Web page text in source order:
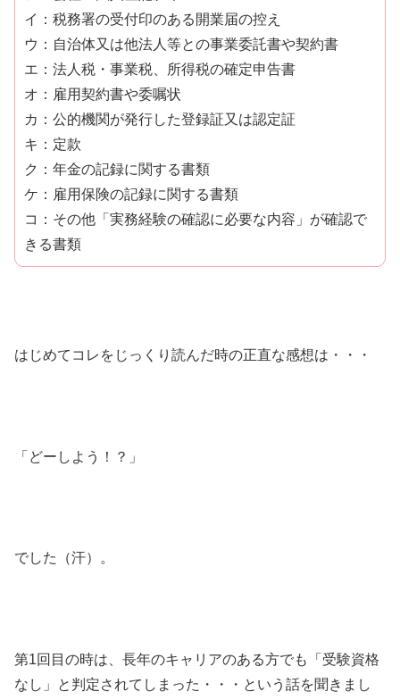
イ：税務署の受付印のある開業届の控え
ウ：自治体又は他法人等との事業委託書や契約書
エ：法人税・事業税、所得税の確定申告書
オ：雇用契約書や委嘱状
カ：公的機関が発行した登録証又は認定証
キ：定款
ク：年金の記録に関する書類
ケ：雇用保険の記録に関する書類
コ：その他「実務経験の確認に必要な内容」が確認で
きる書類
はじめてコレをじっくり読んだ時の正直な感想は・・・
「どーしよう！？」
でした（汗）。
第1回目の時は、長年のキャリアのある方でも「受験資格
なし」と判定されてしまった・・・という話を聞きまし